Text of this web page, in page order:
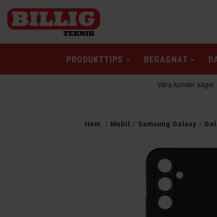
PRODUKTTIPS BEGAGNAT
Hem Mobil Samsung Galaxy